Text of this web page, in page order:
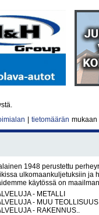
tietomäärän mukaan
1948 perustettu
ulkomaankuljetuksiin ja
käytössä on
- METALLI
- MUU TEOLLISUUS
- RAKENNUS..